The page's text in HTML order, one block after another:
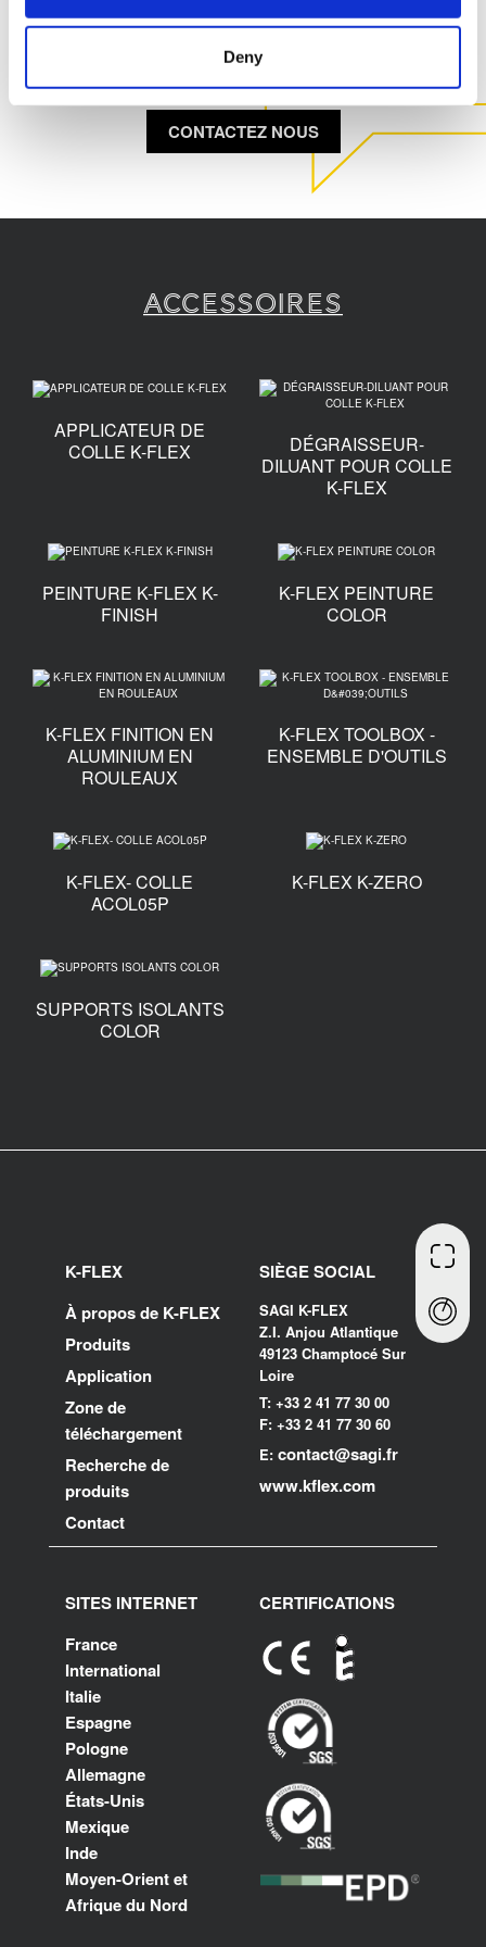
Deny
PLUS D'INFORMATIONS SUR
CE PRODUIT
CONTACTEZ NOUS
Accessoires
APPLICATEUR DE
COLLE K-FLEX
DÉGRAISSEUR-
DILUANT POUR COLLE
K-FLEX
PEINTURE K-FLEX K-
FINISH
K-FLEX PEINTURE
COLOR
K-FLEX FINITION EN
ALUMINIUM EN
ROULEAUX
K-FLEX TOOLBOX -
ENSEMBLE D'OUTILS
K-FLEX- COLLE
ACOL05P
K-FLEX K-ZERO
SUPPORTS ISOLANTS
COLOR
K-FLEX
À propos de K-FLEX
Produits
Application
Zone de
téléchargement
Recherche de
produits
Contact
SIÈGE SOCIAL
SAGI K-FLEX
Z.I. Anjou Atlantique
49123 Champtocé Sur
Loire
T: +33 2 41 77 30 00
F: +33 2 41 77 30 60
E: contact@sagi.fr
www.kflex.com
SITES INTERNET
France
International
Italie
Espagne
Pologne
Allemagne
États-Unis
Mexique
Inde
Moyen-Orient et
Afrique du Nord
CERTIFICATIONS